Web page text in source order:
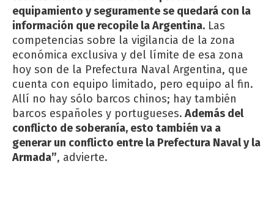
equipamiento y seguramente se quedará con la
información que recopile la Argentina. Las
competencias sobre la vigilancia de la zona
económica exclusiva y del límite de esa zona
hoy son de la Prefectura Naval Argentina, que
cuenta con equipo limitado, pero equipo al fin.
Allí no hay sólo barcos chinos; hay también
barcos españoles y portugueses. Además del
conflicto de soberanía, esto también va a
generar un conflicto entre la Prefectura Naval y la
Armada”, advierte.